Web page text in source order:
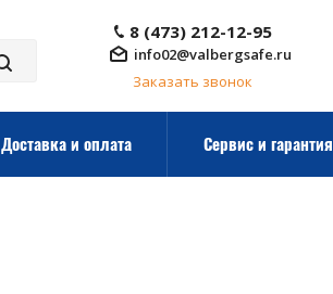
8 (473) 212-12-95
info02@valbergsafe.ru
Заказать звонок
Доставка и оплата Сервис и гарантия